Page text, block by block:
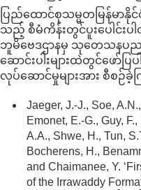
ပြည်ထောင်စုသမ္မတမြန်မာနို
သည့် စီမံကိန်းတွင်ပူးပေါင်း
ဘူမိဗေဒဌာနမှ သုတေသနပညာ
ဆောင်းပါးများထဲတွင်ဖေ
လုပ်ဆောင်မှုများအား စီစဉ်ခဲ့
Jaeger, J.-J., Soe,
Emonet, E.-G., Guy,
A.A., Shwe, H., Tun,
Bocherens, H.,
and Chaimanee, Y.
of the Irrawaddy